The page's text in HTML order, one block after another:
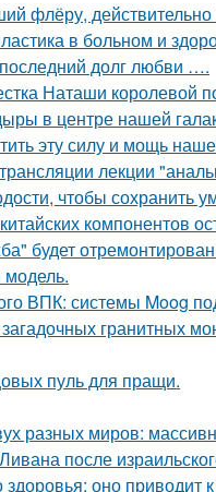
флёру,
в больном и
долг любви ….
Наташи королевой
в центре нашей
эту силу и мощь
лекции
чтобы сохранить
компонентов
будет
ВПК: системы Moog
гранитных
пуль для пращи.
разных миров:
после
оно